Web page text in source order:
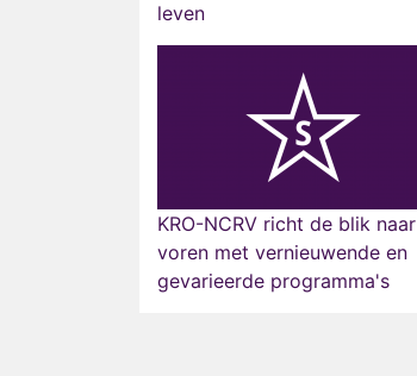
leven
KRO-NCRV richt de blik naar
voren met vernieuwende en
gevarieerde programma's